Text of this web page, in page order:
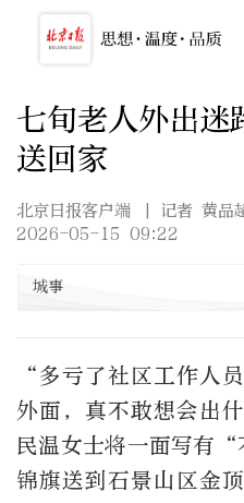
七旬老人外出迷
送回家
北京日报客户端
| 记者 黄品
2026-05-15 09:22
城事
“多亏了社区工作人
外面，真不敢想会出
民温女士将一面写有
锦旗送到石景山区金